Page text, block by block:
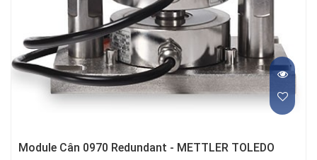
Module Cân 0970 Redundant - METTLER TOLEDO